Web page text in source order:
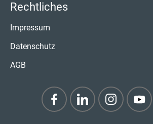
Rechtliches
Impressum
Datenschutz
AGB